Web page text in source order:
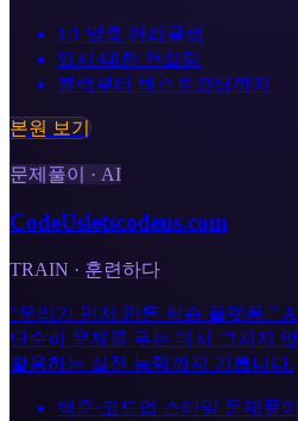
1:1 맞춤 커리큘럼
입시·대회 컨설팅
블럭부터 텍스트코딩까지
본원 보기
문제풀이 · AI
CodeUsletscodeus.com
TRAIN · 훈련하다
“우리가 먼저 만든 학습 플랫폼.”
단순히 문제를 푸는 데서 그치지
활용하는 실전 능력까지 기릅니다.
백준·코드업 스타일 문제풀이